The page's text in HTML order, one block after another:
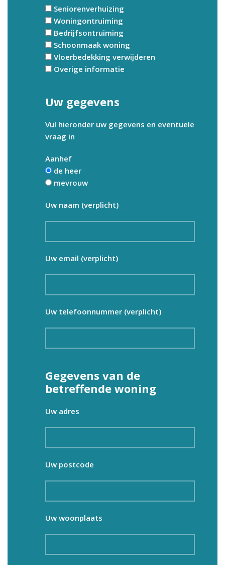
Seniorenverhuizing
Woningontruiming
Bedrijfsontruiming
Schoonmaak woning
Vloerbedekking verwijderen
Overige informatie
Uw gegevens
Vul hieronder uw gegevens en eventuele
vraag in
Aanhef
de heer
mevrouw
Uw naam (verplicht)
Uw email (verplicht)
Uw telefoonnummer (verplicht)
Gegevens van de
betreffende woning
Uw adres
Uw postcode
Uw woonplaats